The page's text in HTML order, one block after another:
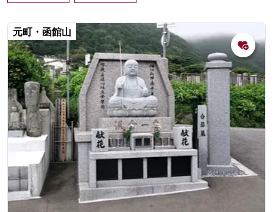
元町・函館山